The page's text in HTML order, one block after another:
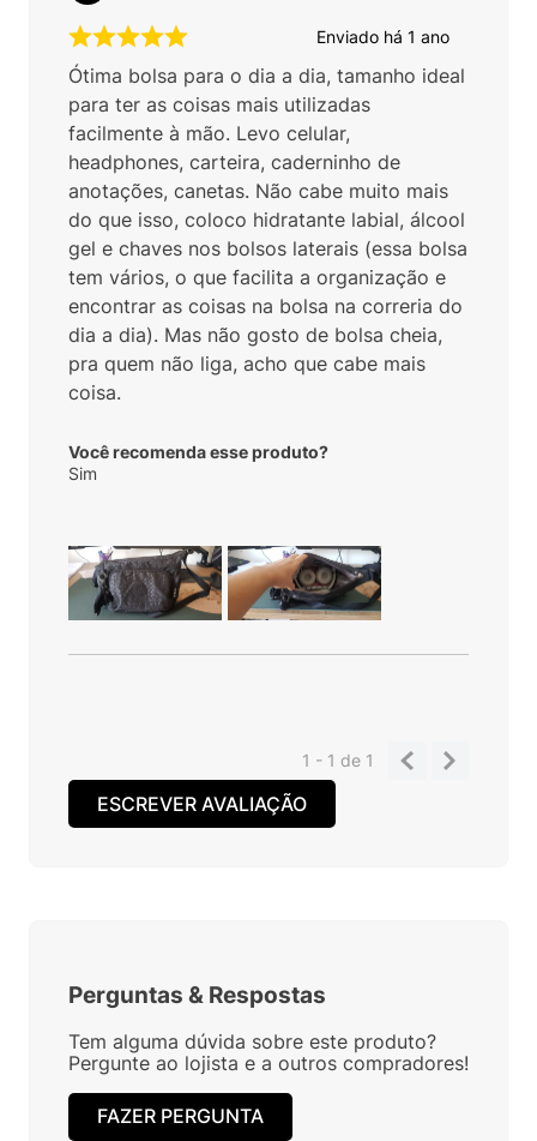
Enviado há 1 ano
Ótima bolsa para o dia a dia, tamanho ideal
para ter as coisas mais utilizadas
facilmente à mão. Levo celular,
headphones, carteira, caderninho de
anotações, canetas. Não cabe muito mais
do que isso, coloco hidratante labial, álcool
gel e chaves nos bolsos laterais (essa bolsa
tem vários, o que facilita a organização e
encontrar as coisas na bolsa na correria do
dia a dia). Mas não gosto de bolsa cheia,
pra quem não liga, acho que cabe mais
coisa.
Você recomenda esse produto?
Sim
1 - 1de 1
ESCREVER AVALIAÇÃO
Perguntas & Respostas
Tem alguma dúvida sobre este produto?
Pergunte ao lojista e a outros compradores!
FAZER PERGUNTA